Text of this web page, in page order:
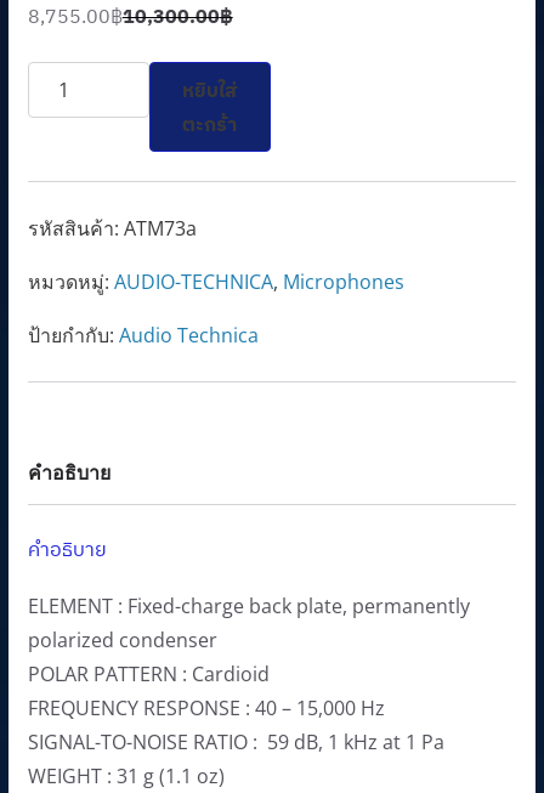
10,300.00฿
O
r
a
r
w
a
s
1
0
,
3
0
0
8,755.00฿
C
u
t
i
s
:
8
7
5
5
.
0
0
จำนวน
ATM73a
Condenser
Headworn
ชิ้น
หยิบใส่
ตะกร้า
รหัสสินค้า: ATM73a
หมวดหมู่: AUDIO-TECHNICA, Microphones
ป้ายกำกับ: Audio Technica
คำอธิบาย
คำอธิบาย
ELEMENT : Fixed-charge back plate, permanently
polarized condenser
POLAR PATTERN : Cardioid
FREQUENCY RESPONSE : 40 – 15,000 Hz
SIGNAL-TO-NOISE RATIO : 59 dB, 1 kHz at 1 Pa
WEIGHT : 31 g (1.1 oz)